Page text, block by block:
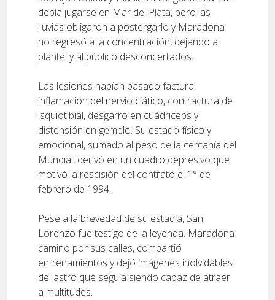
debía jugarse en Mar del Plata, pero las
lluvias obligaron a postergarlo y Maradona
no regresó a la concentración, dejando al
plantel y al público desconcertados.
Las lesiones habían pasado factura:
inflamación del nervio ciático, contractura de
isquiotibial, desgarro en cuádriceps y
distensión en gemelo. Su estado físico y
emocional, sumado al peso de la cercanía del
Mundial, derivó en un cuadro depresivo que
motivó la rescisión del contrato el 1° de
febrero de 1994.
Pese a la brevedad de su estadía, San
Lorenzo fue testigo de la leyenda. Maradona
caminó por sus calles, compartió
entrenamientos y dejó imágenes inolvidables
del astro que seguía siendo capaz de atraer
a multitudes.